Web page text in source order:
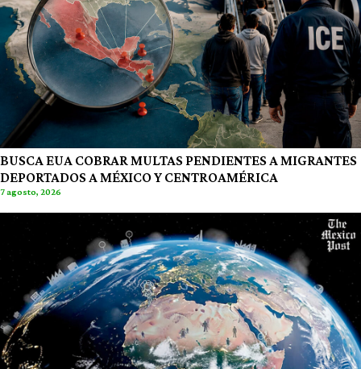
BUSCA EUA COBRAR MULTAS PENDIENTES A MIGRANTES
DEPORTADOS A MÉXICO Y CENTROAMÉRICA
7 agosto, 2026